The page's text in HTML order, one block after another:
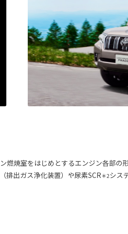
焼室をはじめとするエンジン各部の
（排出ガス浄化装置）や尿素SCR＊2シス